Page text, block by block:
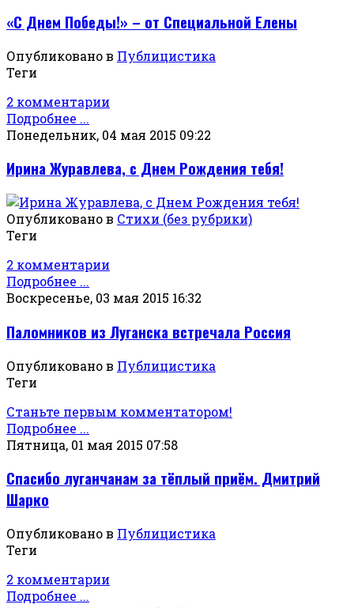
«С Днем Победы!» – от Специальной Елены
Опубликовано в Публицистика
Теги
2 комментарии
Подробнее ...
Понедельник, 04 мая 2015 09:22
Ирина Журавлева, с Днем Рождения тебя!
Опубликовано в Стихи (без рубрики)
Теги
2 комментарии
Подробнее ...
Воскресенье, 03 мая 2015 16:32
Паломников из Луганска встречала Россия
Опубликовано в Публицистика
Теги
Станьте первым комментатором!
Подробнее ...
Пятница, 01 мая 2015 07:58
Спасибо луганчанам за тёплый приём. Дмитрий
Шарко
Опубликовано в Публицистика
Теги
2 комментарии
Подробнее ...